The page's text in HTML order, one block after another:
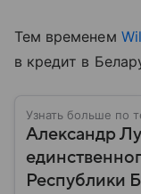
Тем временем
в кредит в
Узнать больше по
Александр
Республики